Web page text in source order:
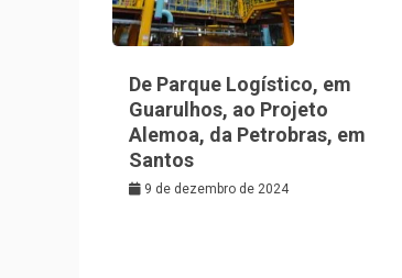
De Parque Logístico, em
Guarulhos, ao Projeto
Alemoa, da Petrobras, em
Santos
9 de dezembro de 2024